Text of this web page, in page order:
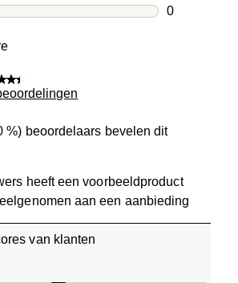
1
0
%) beoordelaars bevelen dit
heeft een voorbeeldproduct
aan een aanbieding
van klanten